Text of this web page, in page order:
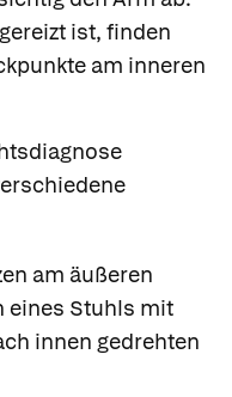
ist, finden
am inneren
am äußeren
eines Stuhls mit
innen gedrehten